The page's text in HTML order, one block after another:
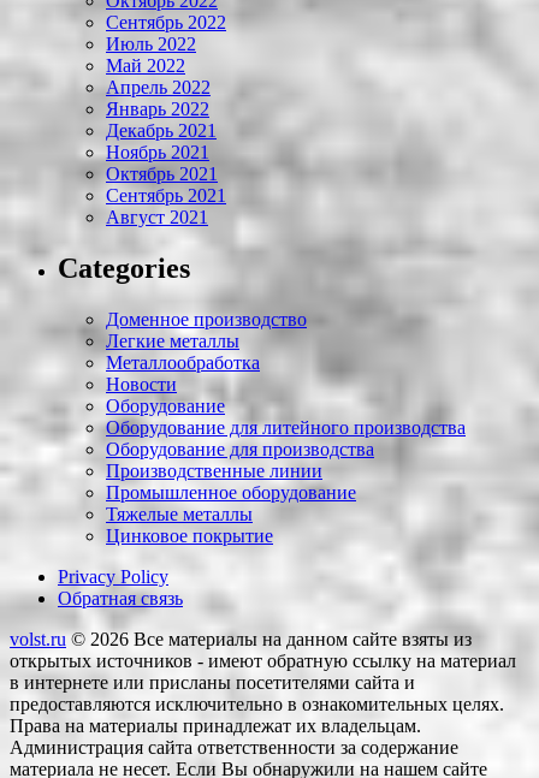
Сентябрь 2022
Июль 2022
Май 2022
Апрель 2022
Январь 2022
Декабрь 2021
Ноябрь 2021
Октябрь 2021
Сентябрь 2021
Август 2021
Categories
Доменное производство
Легкие металлы
Металлообработка
Новости
Оборудование
Оборудование для литейного производства
Оборудование для производства
Производственные линии
Промышленное оборудование
Тяжелые металлы
Цинковое покрытие
Privacy Policy
Обратная связь
volst.ru © 2026 Все материалы на данном сайте взяты из
открытых источников - имеют обратную ссылку на материал
в интернете или присланы посетителями сайта и
предоставляются исключительно в ознакомительных целях.
Права на материалы принадлежат их владельцам.
Администрация сайта ответственности за содержание
материала не несет. Если Вы обнаружили на нашем сайте